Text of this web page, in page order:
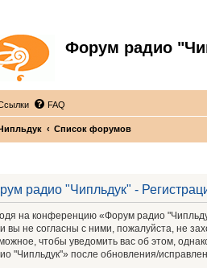
Форум радио
FAQ
Список форумов
радио "Чипльдук" -
на конференцию «Форум радио
вы не согласны с ними, пожалуйста, не
чтобы уведомить вас об этом,
"Чипльдук"» после обновления/